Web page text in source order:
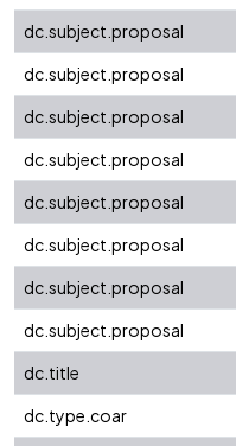
dc.subject.proposal
dc.subject.proposal
dc.subject.proposal
dc.subject.proposal
dc.subject.proposal
dc.subject.proposal
dc.subject.proposal
dc.subject.proposal
dc.title
dc.type.coar